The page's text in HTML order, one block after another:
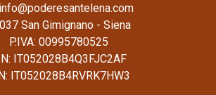
info@poderesantelena.com
San Gimignano - Siena
P.IVA: 00995780525
IT052028B4Q3FJC2AF
IT052028B4RVRK7HW3